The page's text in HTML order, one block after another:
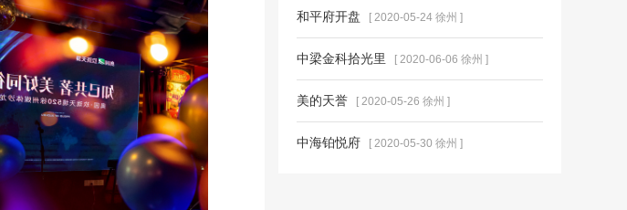
和平府开盘 [ 2020-05-24 徐州 ]
中梁金科拾光里 [ 2020-06-06 徐州 ]
美的天誉 [ 2020-05-26 徐州 ]
中海铂悦府 [ 2020-05-30 徐州 ]